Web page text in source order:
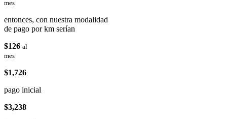
mes
entonces, con nuestra modalidad
de pago por km serían
$126 al
mes
$1,726
pago inicial
$3,238